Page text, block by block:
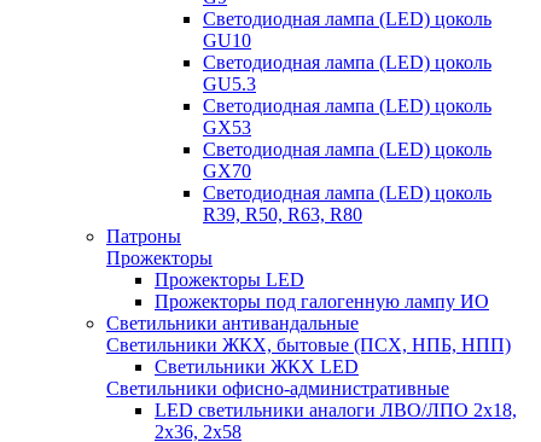
Светодиодная лампа (LED) цоколь
GU10
Светодиодная лампа (LED) цоколь
GU5.3
Светодиодная лампа (LED) цоколь
GX53
Светодиодная лампа (LED) цоколь
GX70
Светодиодная лампа (LED) цоколь
R39, R50, R63, R80
Патроны
Прожекторы
Прожекторы LED
Прожекторы под галогенную лампу ИО
Светильники антивандальные
Светильники ЖКХ, бытовые (ПСХ, НПБ, НПП)
Светильники ЖКХ LED
Светильники офисно-административные
LED светильники аналоги ЛВО/ЛПО 2х18,
2х36, 2х58